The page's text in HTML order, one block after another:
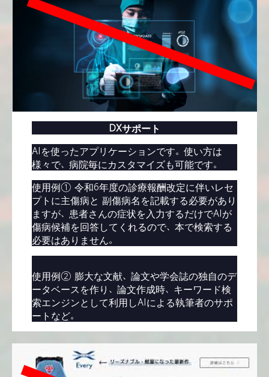
DXサポート
AIを使ったアプリケーションです。使い方は
様々で、病院毎にカスタマイズも可能です。
使用例① 令和6年度の診療報酬改定に伴いレセ
プトに主傷病と 副傷病名を記載する必要があり
ますが、患者さんの症状を入力するだけでAIが
傷病候補を回答してくれるので、本で検索する
必要はありません。
使用例② 膨大な文献、論文や学会誌の独自のデ
ータベースを作り、論文作成時、キーワード検
索エンジンとして利用しAIによる執筆者のサポ
ートなど。